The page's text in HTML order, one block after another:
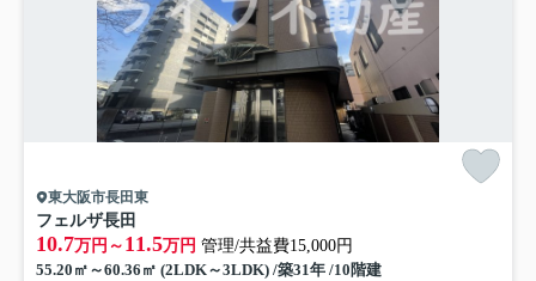
東大阪市長田東
フェルザ長田
10.7万円～ 11.5万円 管理/共益費15,000円
55.20㎡～60.36㎡ (2LDK～3LDK) /築31年 /10階建